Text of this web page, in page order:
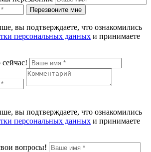
Перезвоните мне
вы подтверждаете, что ознакомились
персональных данных и принимаете
вы подтверждаете, что ознакомились
персональных данных и принимаете
вопросы!